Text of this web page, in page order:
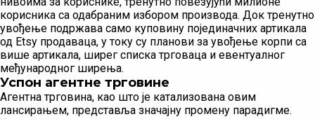
корисника са одабраним избором производа. Док тренутно
увођење подржава само куповину појединачних артикала
од Etsy продаваца, у току су планови за увођење корпи са
више артикала, ширег списка трговаца и евентуалног
међународног ширења.
Успон агентне трговине
Агентна трговина, као што је катализована овим
лансирањем, представља значајну промену парадигме.